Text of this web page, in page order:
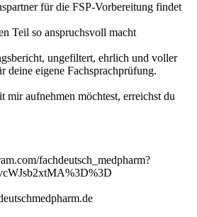
für die FSP-Vorbereitung findet
Teil so anspruchsvoll macht
ungefiltert, ehrlich und voller
deine eigene Fachsprachprüfung.
mir aufnehmen möchtest, erreichst du
fachdeutsch_medpharm?